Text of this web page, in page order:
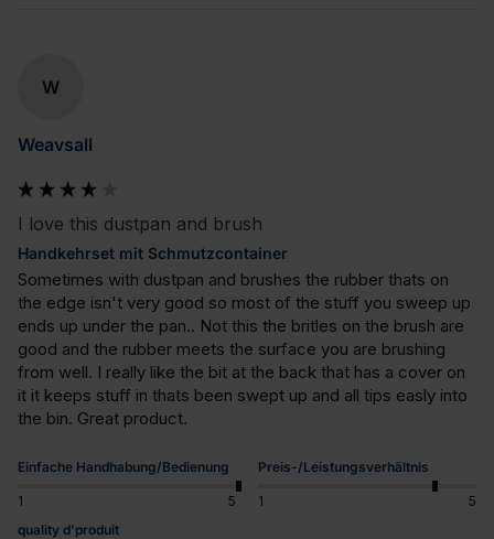
W
Weavsall
I love this dustpan and brush
Handkehrset mit Schmutzcontainer
Sometimes with dustpan and brushes the rubber thats on
the edge isn't very good so most of the stuff you sweep up
ends up under the pan.. Not this the britles on the brush are
good and the rubber meets the surface you are brushing
from well. I really like the bit at the back that has a cover on
it it keeps stuff in thats been swept up and all tips easly into
the bin. Great product.
Einfache Handhabung/Bedienung
1 5
Preis-/Leistungsverhältnis
1
5
quality d'produit